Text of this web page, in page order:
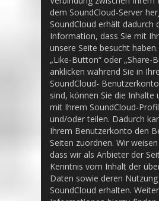
dem SoundCloud-Server
SoundCloud erhält dadurch
Information, dass Sie mit
unsere Seite besucht
„Like-Button“ oder „Share-
anklicken während Sie in
SoundCloud-
sind, können Sie die Inhalte
mit Ihrem SoundCloud-
und/oder teilen. Dadurch
Ihrem Benutzerkonto den
Seiten zuordnen. Wir
dass wir als Anbieter der
Kenntnis vom Inhalt der
Daten sowie deren
SoundCloud erhalten.